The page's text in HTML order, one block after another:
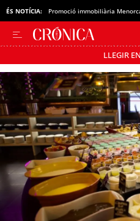
ÉS NOTÍCIA: Promoció immobiliària
LLEGIR
Passa’t al